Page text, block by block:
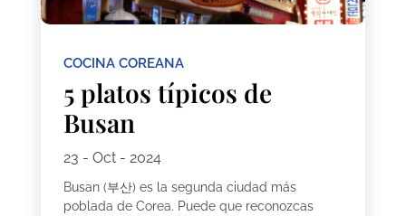
COCINA COREANA
5 platos típicos de
Busan
23 - Oct - 2024
Busan (부산) es la segunda ciudad más
poblada de Corea. Puede que reconozcas